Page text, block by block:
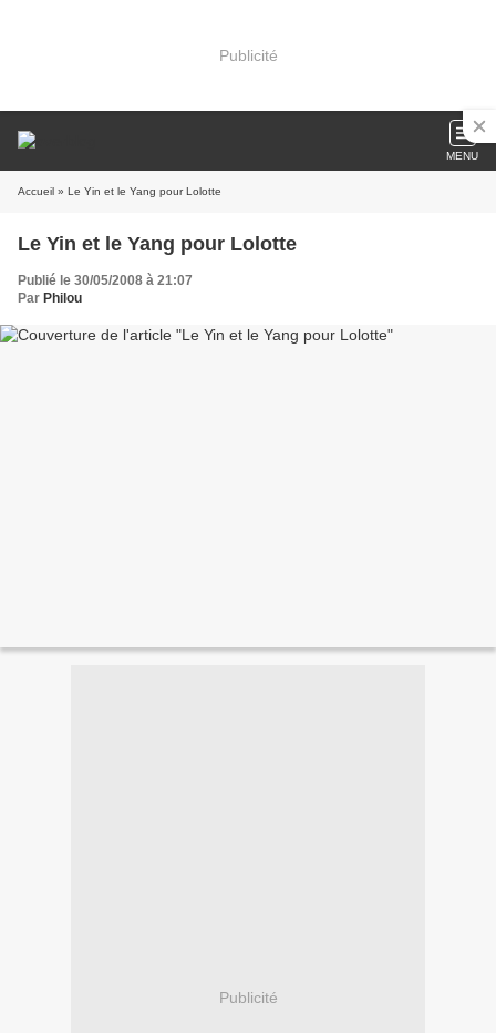
Publicité
MENU
Accueil » Le Yin et le Yang pour Lolotte
Le Yin et le Yang pour Lolotte
Publié le 30/05/2008 à 21:07
Par Philou
Publicité